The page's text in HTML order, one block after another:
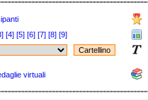
[4] [5] [6] [7] [8] [9]
virtuali